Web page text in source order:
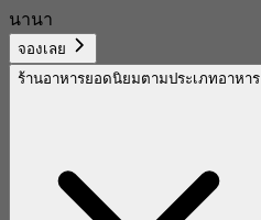
นานา
จองเลย
ร้านอาหารยอดนิยมตามประเภทอาหาร